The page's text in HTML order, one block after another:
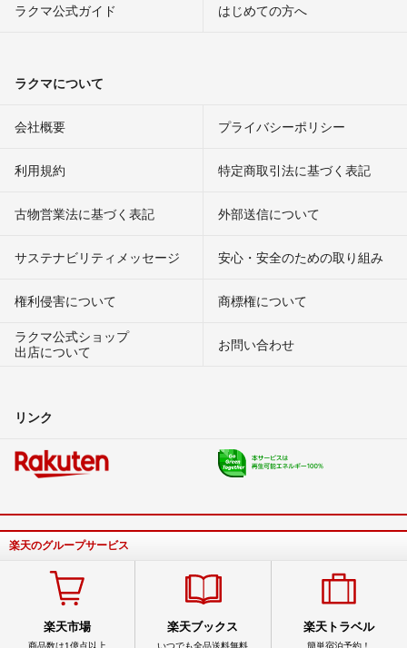
ラクマ公式ガイド はじめての方へ
ラクマについて
会社概要 プライバシーポリシー
利用規約 特定商取引法に基づく表記
古物営業法に基づく表記 外部送信について
サステナビリティメッセージ 安心・安全のための取り組み
権利侵害について
商標権について
ラクマ公式ショップ
出店について
お問い合わせ
リンク
楽天のグループサービス
楽天市場 楽天ブックス 楽天トラベル